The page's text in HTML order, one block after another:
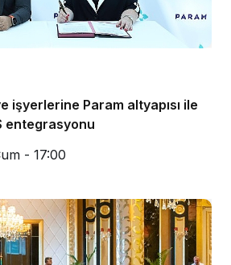
işyerlerine Param altyapısı ile
entegrasyonu
- 17:00